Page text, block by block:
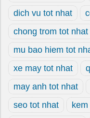
dich vu tot nhat
chong trom tot nhat
mu bao hiem tot
xe may tot nhat
may anh tot nhat
seo tot nhat